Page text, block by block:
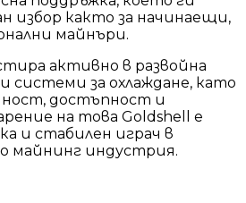
избор както за начинаещи,
майнъри.
активно в развойна
системи за охлаждане, като
достъпност и
на това Goldshell е
и стабилен играч в
майнинг индустрия.